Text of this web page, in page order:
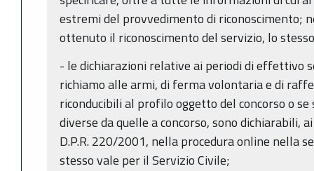
estremi del provvedimento di riconoscimento;
ottenuto il riconoscimento del servizio, lo
- le dichiarazioni relative ai periodi di effettivo
richiamo alle armi, di ferma volontaria e di
riconducibili al profilo oggetto del concorso o
diverse da quelle a concorso, sono dichiarabili,
D.P.R. 220/2001, nella procedura online nella
stesso vale per il Servizio Civile;